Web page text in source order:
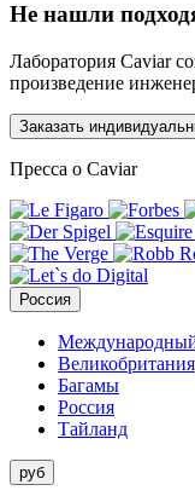
Не нашли
Лаборатория Caviar
произведение
Заказать
Пресса о Caviar
Россия
Великобритания
Багамы
Россия
Тайланд
руб